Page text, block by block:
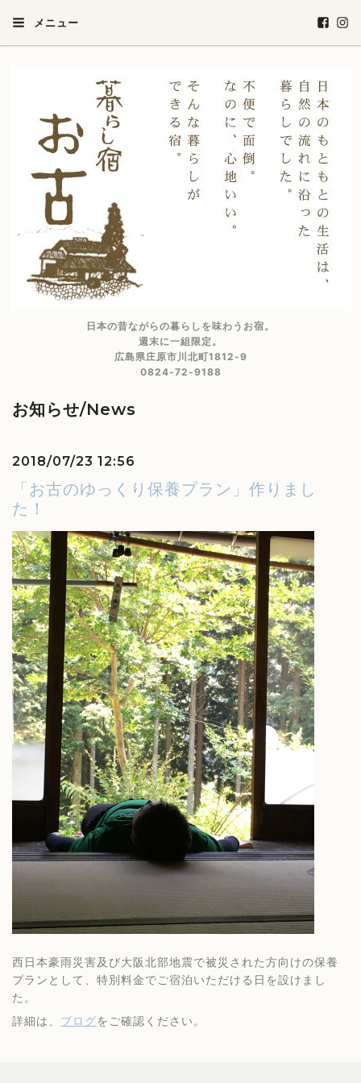
メニュー
日本の昔ながらの暮らしを味わうお宿。
週末に一組限定。
広島県庄原市川北町1812-9
0824-72-9188
お知らせ/News
2018/07/23 12:56
「お古のゆっくり保養プラン」作りまし
た！
西日本豪雨災害及び大阪北部地震で被災された方向けの保養
プランとして、特別料金でご宿泊いただける日を設けまし
た。
詳細は、 ブログをご確認ください。